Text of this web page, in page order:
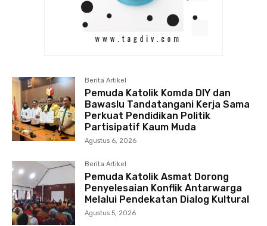
Berita Artikel
Pemuda Katolik Komda DIY dan
Bawaslu Tandatangani Kerja Sama
Perkuat Pendidikan Politik
Partisipatif Kaum Muda
Agustus 6, 2026
Berita Artikel
Pemuda Katolik Asmat Dorong
Penyelesaian Konflik Antarwarga
Melalui Pendekatan Dialog Kultural
Agustus 5, 2026